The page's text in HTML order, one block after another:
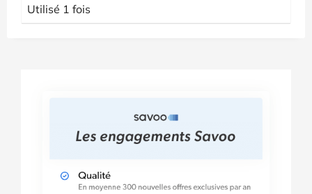
Utilisé 1 fois